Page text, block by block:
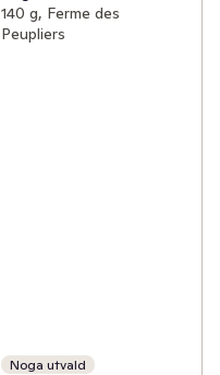
140 g, Ferme des
Peupliers
Noga utvald